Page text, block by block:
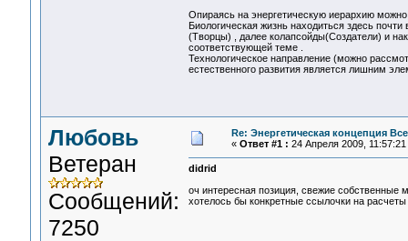
Опираясь на энергетическую иерархию можно
Биологическая жизнь находиться здесь
(Творцы) , далее колапсойды(Создатели) и
соответствующей теме .
Технологическое направление (можно
естественного развития является лишним
Любовь
Ветеран
Сообщений:
7250
Re: Энергетическая концепция
« Ответ #1 : 24 Апреля 2009, 11:57:21
didrid
оч интересная позиция, свежие собственные
хотелось бы конкретные ссылочки на